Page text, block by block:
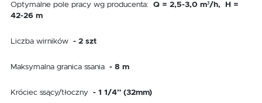
Optymalne pole pracy wg producenta: Q = 2,5-3,0 m³/h, H =
42-26 m
Liczba wirników - 2 szt
Maksymalna granica ssania - 8 m
Króciec ssący/tłoczny - 1 1/4” (32mm)